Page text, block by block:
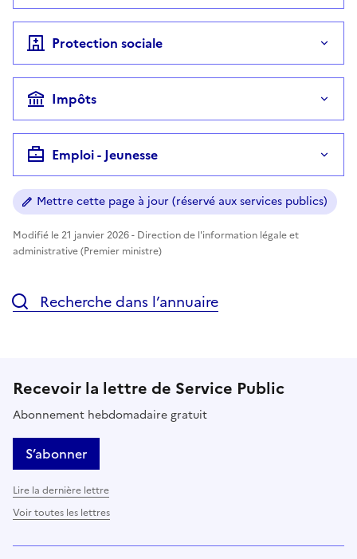
Protection sociale
Impôts
Emploi - Jeunesse
Mettre cette page à jour (réservé aux services publics)
Modifié le 21 janvier 2026 - Direction de l'information légale et
administrative (Premier ministre)
Recherche dans l’annuaire
Recevoir la lettre de Service Public
Abonnement hebdomadaire gratuit
S’abonner
Lire la dernière lettre
Voir toutes les lettres